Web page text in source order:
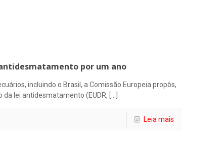
por um ano
incluindo o Brasil, a Comissão Europeia propôs,
lei antidesmatamento (EUDR, […]
Leia mais